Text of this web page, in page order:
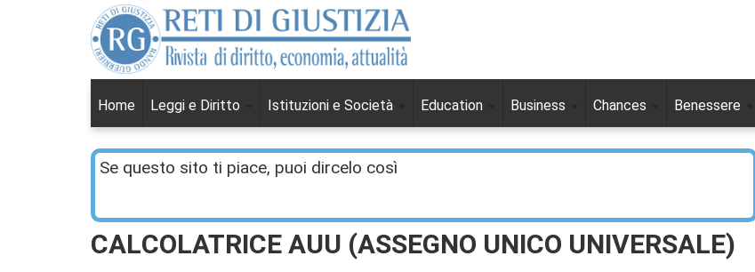
Home Leggi e Diritto Istituzioni e Società Education Business Chances Benessere
Se questo sito ti piace, puoi dircelo così
CALCOLATRICE AUU (ASSEGNO UNICO UNIVERSALE)